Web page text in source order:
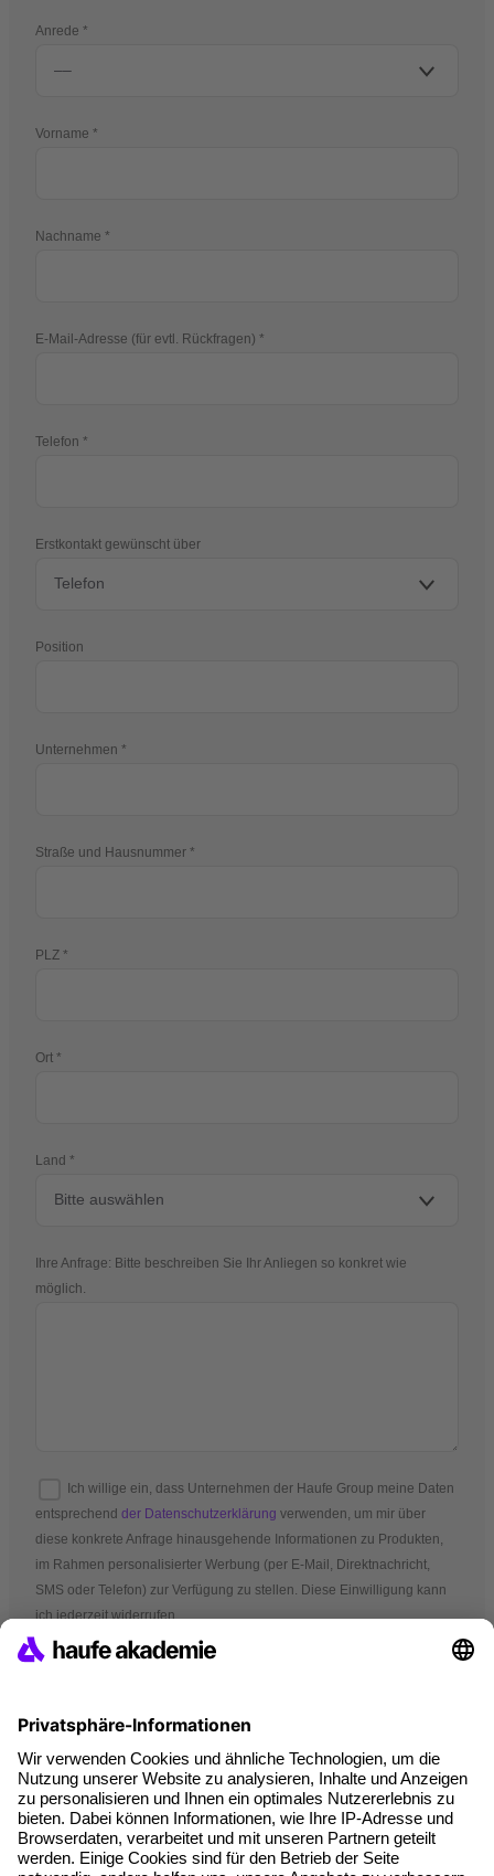
Anrede
Vorname
Nachname
E-Mail-Adresse (für evtl. Rückfragen)
Telefon
Erstkontakt gewünscht über
Position
Unternehmen
Straße und Hausnummer
PLZ
Ort
Land
Ihre Anfrage: Bitte beschreiben Sie Ihr Anliegen so konkret wie
möglich.
Ich willige ein, dass Unternehmen der Haufe Group meine Daten
entsprechend der Datenschutzerklärung verwenden, um mir über
diese konkrete Anfrage hinausgehende Informationen zu Produkten,
im Rahmen personalisierter Werbung (per E-Mail, Direktnachricht,
SMS oder Telefon) zur Verfügung zu stellen. Diese Einwilligung kann
ich jederzeit widerrufen.
*Pflichtfelder
AGB